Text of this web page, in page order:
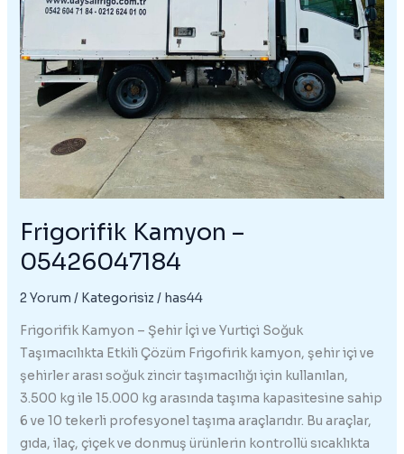
Frigorifik Kamyon –
05426047184
2 Yorum / Kategorisiz / has44
Frigorifik Kamyon – Şehir İçi ve Yurtiçi Soğuk
Taşımacılıkta Etkili Çözüm Frigofirik kamyon, şehir içi ve
şehirler arası soğuk zincir taşımacılığı için kullanılan,
3.500 kg ile 15.000 kg arasında taşıma kapasitesine sahip
6 ve 10 tekerli profesyonel taşıma araçlarıdır. Bu araçlar,
gıda, ilaç, çiçek ve donmuş ürünlerin kontrollü sıcaklıkta